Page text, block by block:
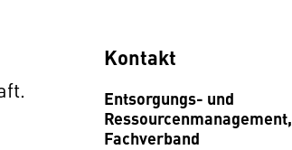
Kontakt
Entsorgungs- und
Ressourcenmanagement,
Fachverband